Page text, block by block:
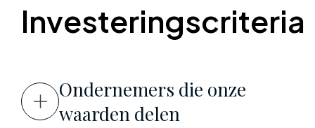
Investeringscriteria
Ondernemers die onze
waarden delen